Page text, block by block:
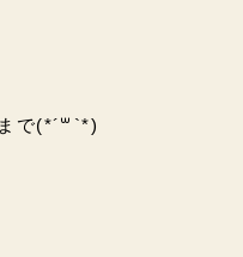
で(*´꒳`*)